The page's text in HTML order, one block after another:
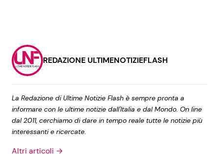
REDAZIONE ULTIMENOTIZIEFLASH
La Redazione di Ultime Notizie Flash è sempre pronta a
informare con le ultime notizie dall'Italia e dal Mondo. On line
dal 2011, cerchiamo di dare in tempo reale tutte le notizie più
interessanti e ricercate.
Altri articoli →